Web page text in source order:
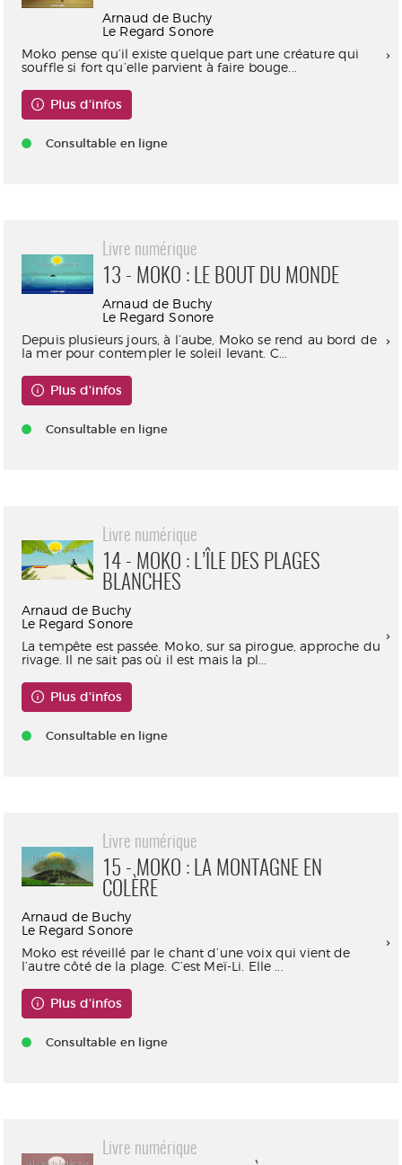
Arnaud de Buchy
Le Regard Sonore
Moko pense qu’il existe quelque part une créature qui
souffle si fort qu’elle parvient à faire bouge...
Plus d'infos
Consultable en ligne
Livre numérique
13 - MOKO : LE BOUT DU MONDE
Arnaud de Buchy
Le Regard Sonore
Depuis plusieurs jours, à l’aube, Moko se rend au bord de
la mer pour contempler le soleil levant. C...
Plus d'infos
Consultable en ligne
Livre numérique
14 - MOKO : L’ÎLE DES PLAGES
BLANCHES
Arnaud de Buchy
Le Regard Sonore
La tempête est passée. Moko, sur sa pirogue, approche du
rivage. Il ne sait pas où il est mais la pl...
Plus d'infos
Consultable en ligne
Livre numérique
15 - MOKO : LA MONTAGNE EN
COLÈRE
Arnaud de Buchy
Le Regard Sonore
Moko est réveillé par le chant d’une voix qui vient de
l’autre côté de la plage. C’est Meï-Li. Elle ...
Plus d'infos
Consultable en ligne
Livre numérique